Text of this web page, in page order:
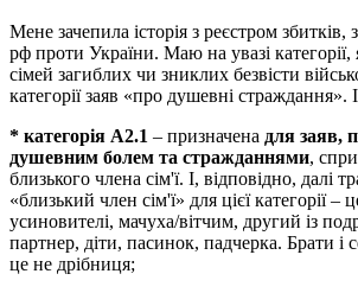
Мене зачепила історія з реєстром збитків,
рф проти України. Маю на увазі категорії,
сімей загиблих чи зниклих безвісти
категорії заяв «про душевні
* категорія А2.1 – призначена для заяв,
душевним болем та стражданнями,
близького члена сім'ї. І, відповідно, далі
«близький член сім'ї» для цієї категорії –
усиновителі, мачуха/вітчим, другий із
партнер, діти, пасинок, падчерка. Брати і
це не дрібниця;